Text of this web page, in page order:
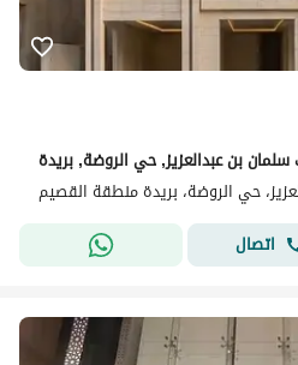
بن عبدالعزيز, حي الروضة, بريدة
حي الروضة، بريدة منطقة القصيم
اتصال